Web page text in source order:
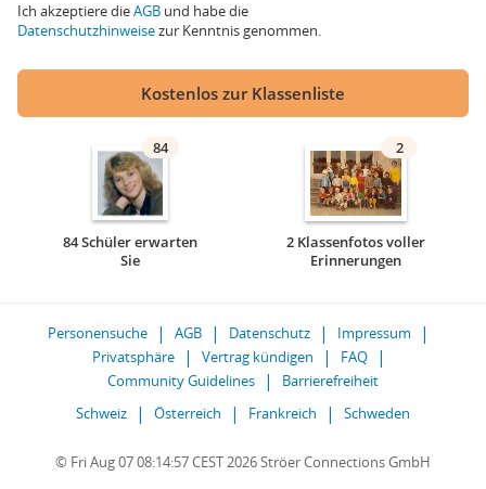
Ich akzeptiere dieAGB und habe die
Datenschutzhinweisezur Kenntnis genommen.
Kostenlos zur Klassenliste
84
84 Schüler erwarten
Sie
2
2 Klassenfotos voller
Erinnerungen
Personensuche AGB Datenschutz
Impressum
Privatsphäre
Vertrag kündigen
FAQ
Community Guidelines
Barrierefreiheit
Schweiz
Österreich Frankreich Schweden
© Fri Aug 07 08:14:57 CEST 2026 Ströer Connections GmbH